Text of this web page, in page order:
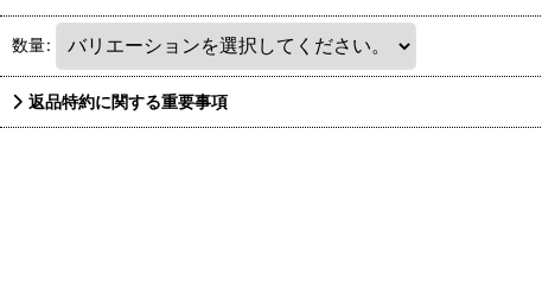
数量:
返品特約に関する重要事項